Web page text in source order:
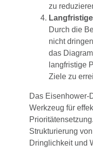
zu
Durch die
nicht
das
langfristige
Ziele zu
Das Eisenhower-
Werkzeug für
Strukturierung
Dringlichkeit und